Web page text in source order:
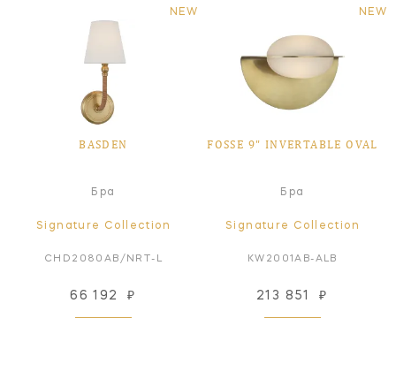
NEW
BASDEN
Бра
Signature Collection
CHD2080AB/NRT-L
66 192 ₽
NEW
FOSSE 9" INVERTABLE OVAL
Бра
Signature Collection
KW2001AB-ALB
213 851 ₽